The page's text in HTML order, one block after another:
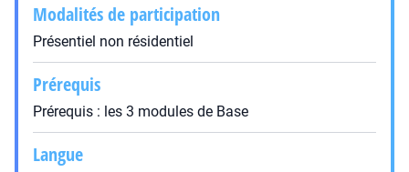
Modalités de participation
Présentiel non résidentiel
Prérequis
Prérequis : les 3 modules de Base
Langue